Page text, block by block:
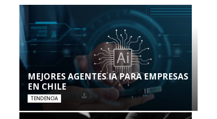
MEJORES AGENTES IA PARA EMPRESAS
EN CHILE
TENDENCIA